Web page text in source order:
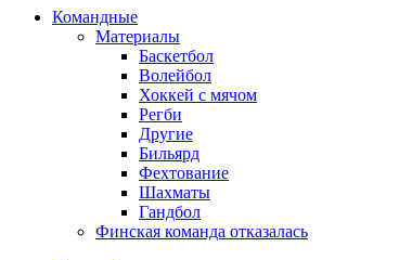
Командные
Материалы
Баскетбол
Волейбол
Хоккей с мячом
Регби
Другие
Бильярд
Фехтование
Шахматы
Гандбол
Финская команда отказалась